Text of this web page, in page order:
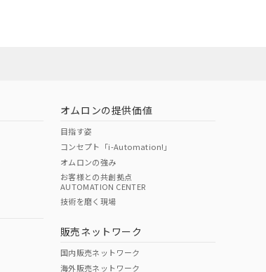
O
オムロンの提供価値
目指す姿
コンセプト「i-Automation!」
オムロンの強み
お客様との共創拠点
AUTOMATION CENTER
技術を磨く現場
販売ネットワーク
国内販売ネットワーク
海外販売ネットワーク